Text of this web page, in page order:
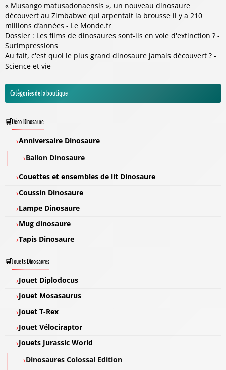
« Musango matusadonaensis », un nouveau dinosaure
découvert au Zimbabwe qui arpentait la brousse il y a 210
millions d’années - Le Monde.fr
Dossier : Les films de dinosaures sont-ils en voie d'extinction ? -
Surimpressions
Au fait, c'est quoi le plus grand dinosaure jamais découvert ? -
Science et vie
Catégories de la boutique
Déco Dinosaure
Anniversaire Dinosaure
Ballon Dinosaure
Couettes et ensembles de lit Dinosaure
Coussin Dinosaure
Lampe Dinosaure
Mug dinosaure
Tapis Dinosaure
Jouets Dinosaures
Jouet Diplodocus
Jouet Mosasaurus
Jouet T-Rex
Jouet Vélociraptor
Jouets Jurassic World
Dinosaures Colossal Edition